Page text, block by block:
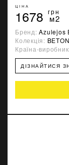
ЦІНА
1678 грн
м2
Бренд:Azulejos
Колекція:
Країна-
ДІЗНАЙТИСЯ